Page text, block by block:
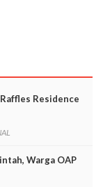
Residence
Warga OAP